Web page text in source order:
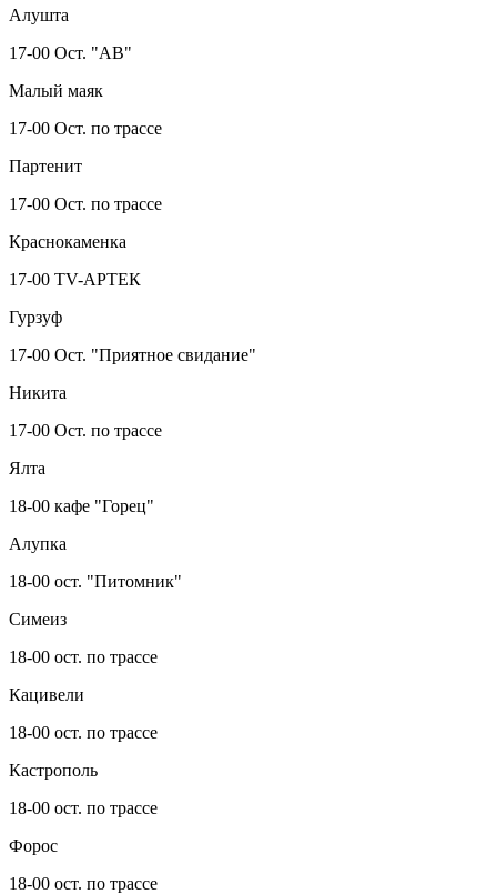
Алушта
17-00 Ост. "АВ"
Малый маяк
17-00 Ост. по трассе
Партенит
17-00 Ост. по трассе
Краснокаменка
17-00 TV-АРТЕК
Гурзуф
17-00 Ост. "Приятное свидание"
Никита
17-00 Ост. по трассе
Ялта
18-00 кафе "Горец"
Алупка
18-00 ост. "Питомник"
Симеиз
18-00 ост. по трассе
Кацивели
18-00 ост. по трассе
Кастрополь
18-00 ост. по трассе
Форос
18-00 ост. по трассе